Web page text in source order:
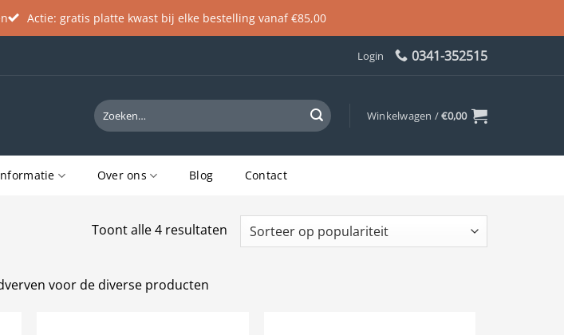
Actie: gratis platte kwast bij elke bestelling vanaf €85,00
Login 0341-352515
Zoeken
naar:
Winkelwagen /€0,00
Over ons Blog Contact
Toont alle 4 resultatenGesorteerd
op
voor de diverse producten